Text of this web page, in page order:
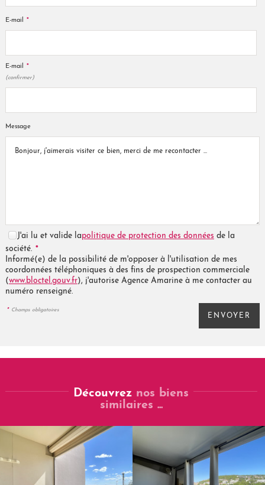
E-mail *
E-mail *
(confirmer)
Message
J'ai lu et valide lapolitique de protection des données de la
société. *
Informé(e) de la possibilité de m'opposer à l'utilisation de mes
coordonnées téléphoniques à des fins de prospection commerciale
(www.bloctel.gouv.fr), j'autorise Agence Amarine à me contacter au
numéro renseigné.
* Champs obligatoires
Découvrez nos biens
similaires ...